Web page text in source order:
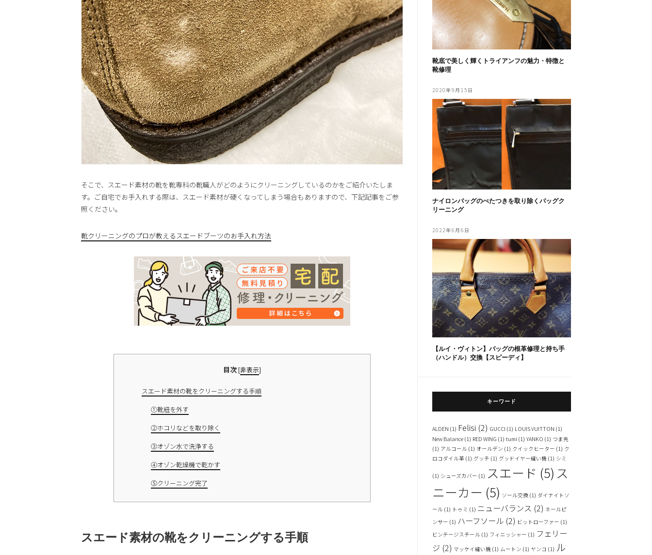
そこで、スエード素材の靴を靴専科の靴職人がどのようにクリーニングしているのかをご紹介いたしま
す。ご自宅でお手入れする際は、スエード素材が硬くなってしまう場合もありますので、下記記事をご参
照ください。
靴クリーニングのプロが教えるスエードブーツのお手入れ方法
目次[非表示]
スエード素材の靴をクリーニングする手順
①靴紐を外す
②ホコリなどを取り除く
③オゾン水で洗浄する
④オゾン乾燥機で乾かす
⑤クリーニング完了
スエード素材の靴をクリーニングする手順
靴底で美しく輝くトライアンフの魅力・特徴と
靴修理
2020年9月15日
ナイロンバッグのべたつきを取り除くバッグク
リーニング
2022年6月6日
【ルイ・ヴィトン】バッグの根革修理と持ち手
（ハンドル）交換【スピーディ】
キーワード
ALDEN (1) Felisi (2) GUCCI (1) LOUIS VUITTON (1)
New Balance (1) RED WING (1) tumi (1) YANKO (1) つま先
(1) アルコール (1) オールデン (1) クイックヒーター (1) ク
ロコダイル革 (1) グッチ (1) グッドイヤー縫い機 (1) シミ
(1) シューズカバー (1) スエード (5) ス
ニーカー (5) ソール交換 (1) ダイナイトソ
ール (1) トゥミ (1) ニューバランス (2) ネールピ
ンサー (1) ハーフソール (2) ビットローファー (1)
ビンテージスチール (1) フィニッシャー (1) フェリー
ジ (2) マッケイ縫い機 (1) ムートン (1) ヤンコ (1) ル